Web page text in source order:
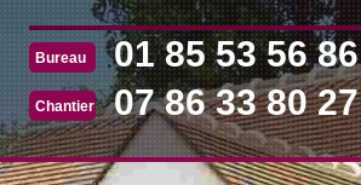
Bureau 01 85 53 56 86
Chantier 07 86 33 80 27